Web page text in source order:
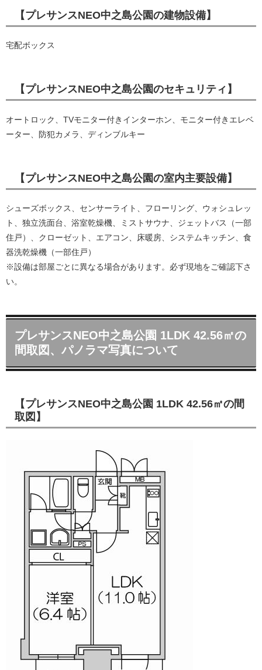
【プレサンスNEO中之島公園の建物設備】
宅配ボックス
【プレサンスNEO中之島公園のセキュリティ】
オートロック、TVモニター付きインターホン、モニター付きエレベ
ーター、防犯カメラ、ディンブルキー
【プレサンスNEO中之島公園の室内主要設備】
シューズボックス、センサーライト、フローリング、ウォシュレッ
ト、独立洗面台、浴室乾燥機、ミストサウナ、ジェットバス（一部
住戸）、クローゼット、エアコン、床暖房、システムキッチン、食
器洗乾燥機（一部住戸）
※設備は部屋ごとに異なる場合があります。必ず現地をご確認下さ
い。
プレサンスNEO中之島公園 1LDK 42.56㎡の
間取図、パノラマ写真について
【プレサンスNEO中之島公園 1LDK 42.56㎡の間
取図】